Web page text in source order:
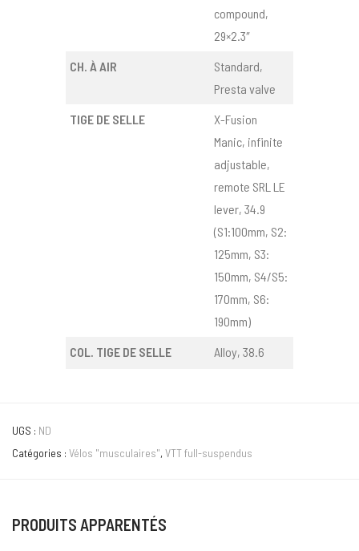
compound,
29×2.3″
CH. À AIR
Standard,
Presta valve
TIGE DE SELLE
X-Fusion
Manic, infinite
adjustable,
remote SRL LE
lever, 34.9
(S1:100mm, S2:
125mm, S3:
150mm, S4/S5:
170mm, S6:
190mm)
COL. TIGE DE SELLE
Alloy, 38.6
UGS : ND
Catégories : Vélos "musculaires", VTT full-suspendus
PRODUITS APPARENTÉS